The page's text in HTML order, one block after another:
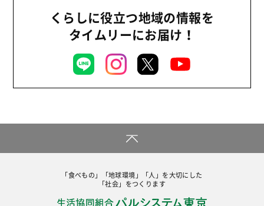
平和と国際連帯
お米の出前授業
パルシステムでんき
2017年
2014年
くらしに役立つ地域の情報を
タイムリーにお届け！
「食べもの」「地球環境」「人」を大切にした
「社会」をつくります